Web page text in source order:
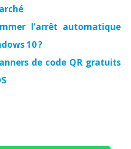
l’arrêt automatique
10 ?
de code QR gratuits